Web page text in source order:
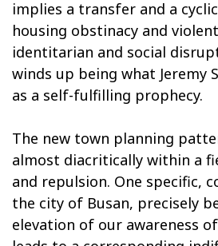
implies a transfer and a
housing obstinacy and
identitarian and social
winds up being what Jeremy
as a self-fulfilling prophecy.
The new town planning
almost diacritically within a
and repulsion. One specific,
the city of Busan, precisely
elevation of our awareness